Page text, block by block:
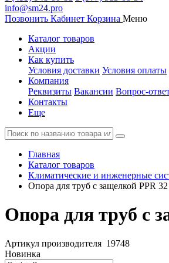
info@sm24.pro
Позвонить Кабинет Корзина Меню
Каталог товаров
Акции
Как купить
Условия доставки Условия оплаты
Компания
Реквизиты Вакансии Вопрос-
Контакты
Еще
Главная
Каталог товаров
Климатические и инженерные
Опора для труб с защелкой PPR
Опора для труб с
Артикул производителя 19748
Новинка